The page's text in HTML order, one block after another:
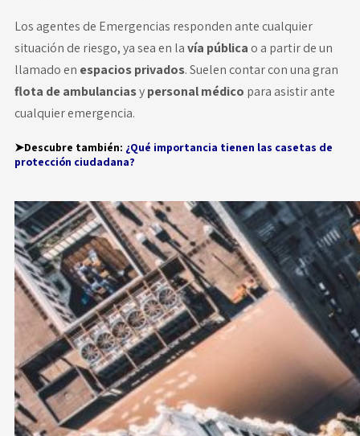
Los agentes de Emergencias responden ante cualquier
situación de riesgo, ya sea en lavía pública o a partir de un
llamado en espacios privados. Suelen contar con una gran
flota de ambulanciasypersonal médico para asistir ante
cualquier emergencia.
➤Descubre también: ¿Qué importancia tienen las casetas de
protección ciudadana?